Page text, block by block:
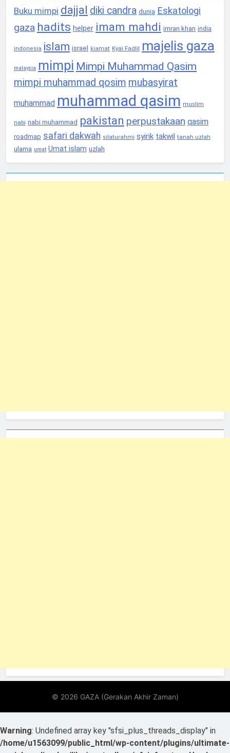
Buku mimpi dajjal diki candra dunia Eskatologi
gaza hadits helper imam mahdi imran khan india
indonesia islam israel kiamat Kyai Fadlil majelis gaza
malaysia mimpi Mimpi Muhammad Qasim
mimpi muhammad qosim mubasyirat
muhammad muhammad qasim muslim
nabi nabi muhammad pakistan perpustakaan qasim
roadmap safari dakwah silaturahmi syirik takwil tanah uzlah
ulama umat Umat islam uzlah
Warning: Undefined array key "sfsi_plus_threads_display" in
/home/u1563099/public_html/wp-content/plugins/ultimate-